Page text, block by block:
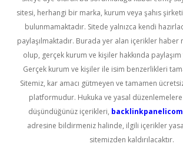
sitesi, herhangi bir marka, kurum veya şahıs
bulunmamaktadır. Sitede yalnızca kendi
paylaşılmaktadır. Burada yer alan içerikler haber
olup, gerçek kurum ve kişiler hakkında paylaşım
Gerçek kurum ve kişiler ile isim benzerlikleri
Sitemiz, kar amacı gütmeyen ve tamamen
platformudur. Hukuka ve yasal düzenlemelere
düşündüğünüz içerikleri,
adresine bildirmeniz halinde, ilgili içerikler
sitemizden kaldırılacaktır.